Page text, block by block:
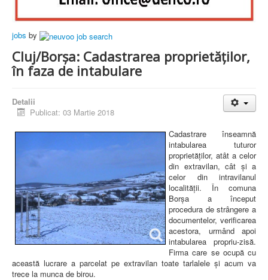
jobs by
Cluj/Borșa: Cadastrarea proprietăților,
în faza de intabulare
Detalii
Publicat: 03 Martie 2018
Cadastrare înseamnă
intabularea tuturor
proprietăților, atât a celor
din extravilan, cât și a
celor din intravilanul
localității. În comuna
Borșa a început
procedura de strângere a
documentelor, verificarea
acestora, urmând apoi
intabularea propriu-zisă.
Firma care se ocupă cu
această lucrare a parcelat pe extravilan toate tarlalele și acum va
trece la munca de birou.